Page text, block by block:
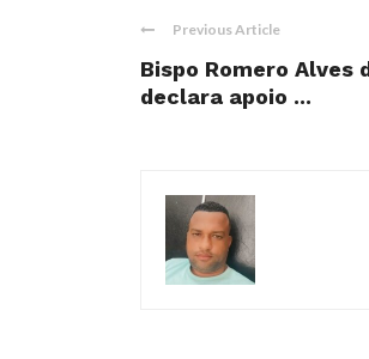
Previous Article
Bispo Romero Alves
declara apoio ...